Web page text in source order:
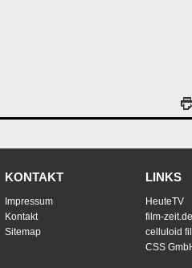
KONTAKT
Impressum
Kontakt
Sitemap
LINKS
HeuteTV
film-zeit.de
celluloid
CSS